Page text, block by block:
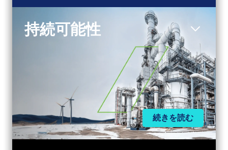
宙・鉄道事業を網羅しています。
持続可能性
続きを読む